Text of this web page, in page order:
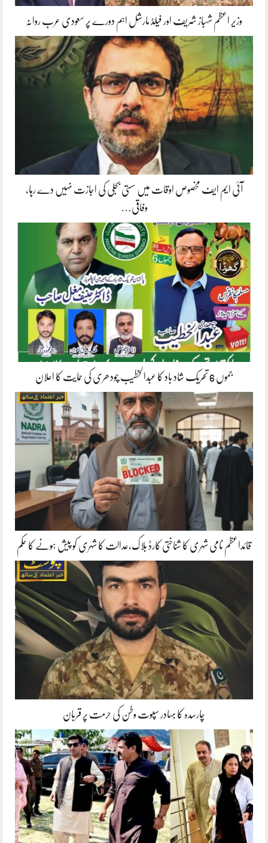
وزیر اعظم شہباز شریف اور فیلڈ مارشل اہم دورے پر سعودی عرب روانہ
آئی ایم ایف مخصوص اوقات میں سستی بجلی کی اجازت نہیں دے رہا،
وفاقی…
جموں 6 تحریک شاد باد کا عبدالخطیب چودھری کی حمایت کا اعلان
قائداعظم نامی شہری کا شناختی کارڈ بلاک،عدالت کا شہری کو پیش ہونے کا حکم
چارسدہ کا بہادر سپوت وطن کی حرمت پر قربان